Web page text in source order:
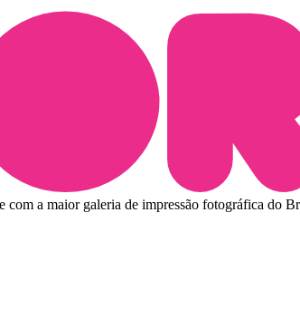
com a maior galeria de impressão fotográfica do